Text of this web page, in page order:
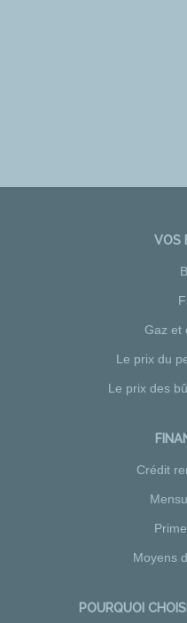
VOS
Gaz et
Le prix du
Le prix des
Crédit
Moyens
POURQUOI